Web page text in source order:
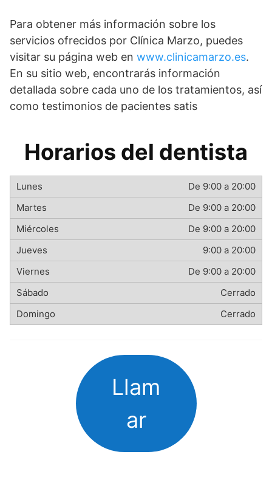
Para obtener más información sobre los
servicios ofrecidos por Clínica Marzo, puedes
visitar su página web en www.clinicamarzo.es.
En su sitio web, encontrarás información
detallada sobre cada uno de los tratamientos, así
como testimonios de pacientes satis
Horarios del dentista
De 9:00 a 20:00
De 9:00 a 20:00
De 9:00 a 20:00
9:00 a 20:00
De 9:00 a 20:00
Cerrado
Cerrado
Llam
ar